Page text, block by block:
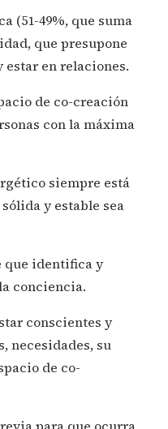
(51-49%, que suma
que presupone
en relaciones.
de co-creación
con la máxima
siempre está
y estable sea
que identifica y
conciencia.
conscientes y
necesidades, su
de co-